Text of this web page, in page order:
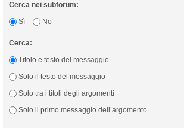
Cerca nei subforum:
Sì
No
Cerca:
Titolo e testo del messaggio
Solo il testo del messaggio
Solo tra i titoli degli argomenti
Solo il primo messaggio dell’argomento